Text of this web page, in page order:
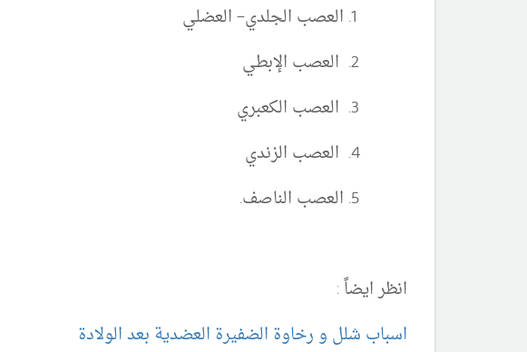
العصب الجلدي– العضلي
العصب الإبطي
العصب الكعبري
العصب الزندي
العصب الناصف.
انظر ايضاً :
اسباب شلل و رخاوة الضفيرة العضدية بعد الولادة